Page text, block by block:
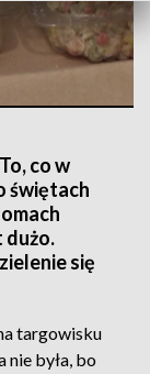
co w
świętach
dużo.
się
targowisku
była, bo